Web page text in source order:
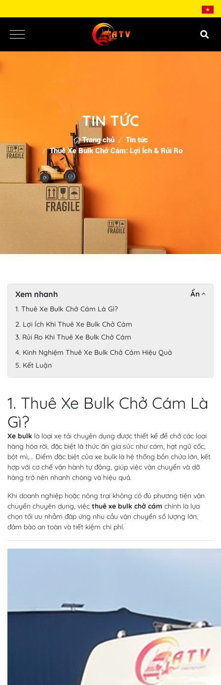
TIN TỨC
Trang chủ
Tin tức
Thuê Xe Bulk Chở Cám: Lợi Ích & Rủi Ro
Xem nhanh Ẩn
1. Thuê Xe Bulk Chở Cám Là Gì?
2. Lợi Ích Khi Thuê Xe Bulk Chở Cám
3. Rủi Ro Khi Thuê Xe Bulk Chở Cám
4. Kinh Nghiệm Thuê Xe Bulk Chở Cám Hiệu Quả
5. Kết Luận
1. Thuê Xe Bulk Chở Cám Là
Gì?
Xe bulk là loại xe tải chuyên dụng được thiết kế để chở các loại
hàng hóa rời, đặc biệt là thức ăn gia súc như cám, hạt ngũ cốc,
bột mì,... Điểm đặc biệt của xe bulk là hệ thống bồn chứa lớn, kết
hợp với cơ chế vận hành tự động, giúp việc vận chuyển và dỡ
hàng trở nên nhanh chóng và hiệu quả.
Khi doanh nghiệp hoặc nông trại không có đủ phương tiện vận
chuyển chuyên dụng, việc thuê xe bulk chở cám chính là lựa
chọn tối ưu nhằm đáp ứng nhu cầu vận chuyển số lượng lớn,
đảm bảo an toàn và tiết kiệm chi phí.